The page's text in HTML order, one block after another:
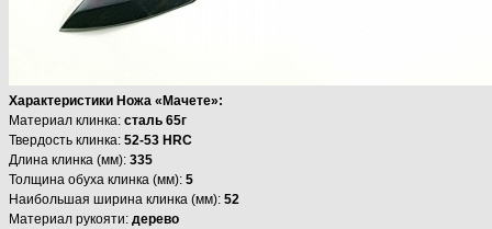
Характеристики Ножа «Мачете»:
Материал клинка: сталь 65г
Твердость клинка: 52-53 HRC
Длина клинка (мм): 335
Толщина обуха клинка (мм): 5
Наибольшая ширина клинка (мм): 52
Материал рукояти: дерево